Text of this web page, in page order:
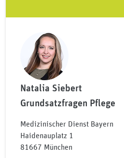
Natalia Siebert
Grundsatzfragen Pflege
Medizinischer Dienst Bayern
Haidenauplatz 1
81667 München